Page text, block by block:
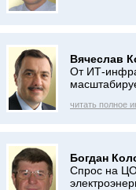
Вячеслав
От ИТ-
читать полное
Богдан
Спрос на